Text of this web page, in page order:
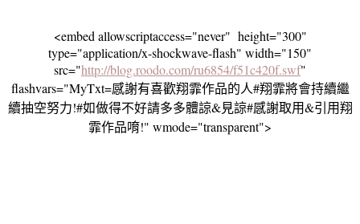
<embed allowscriptaccess="never" height="300"
type="application/x-shockwave-flash" width="150"
src="http://blog.roodo.com/ru6854/f51c420f.swf"
flashvars="MyTxt=感謝有喜歡翔霏作品的人#翔霏將會持續繼
續抽空努力!#如做得不好請多多體諒&見諒#感謝取用&引用翔
霏作品唷!" wmode="transparent">